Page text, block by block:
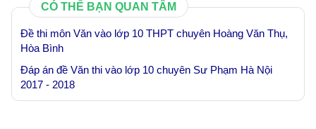
CÓ THỂ BẠN QUAN TÂM
Đề thi môn Văn vào lớp 10 THPT chuyên Hoàng Văn Thụ,
Hòa Bình
Đáp án đề Văn thi vào lớp 10 chuyên Sư Phạm Hà Nội
2017 - 2018